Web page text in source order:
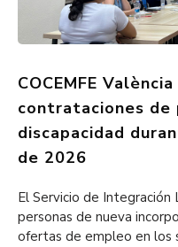
COCEMFE
contrataciones de
discapacidad
de 2026
El Servicio de
personas de nueva
ofertas de empleo en los